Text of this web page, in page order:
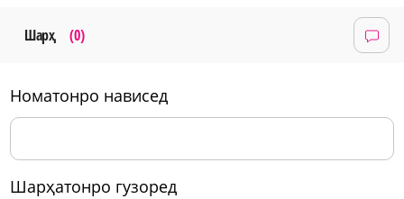
Шарҳ (0)
номатонро нависед
шарҳатонро гузоред